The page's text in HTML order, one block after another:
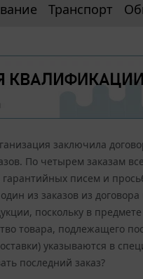
Транспорт
заключила
По четырем заказам
писем и
из заказов из
поскольку в предмете
товара, подлежащего
указываются в
последний заказ?